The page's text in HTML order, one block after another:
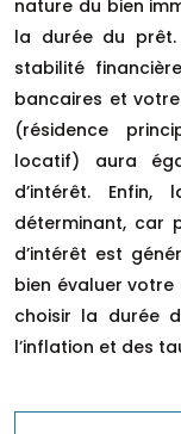
nature du bien
la durée du prêt.
stabilité
bancaires et
(résidence
locatif) aura
d’intérêt.
déterminant, car
d’intérêt est
bien évaluer
choisir la durée
l’inflation et des